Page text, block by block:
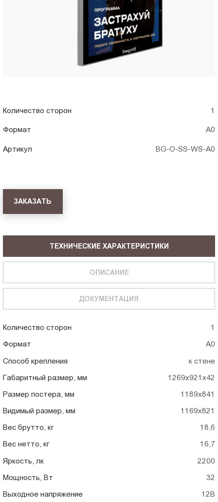
Количество сторон 1
Формат А0
Артикул BG-O-SS-WS-A0
ЗАКАЗАТЬ
ТЕХНИЧЕСКИЕ ХАРАКТЕРИСТИКИ
ОПИСАНИЕ
ДОКУМЕНТАЦИЯ
Количество сторон 1
Формат А0
Способ крепления к стене
Габаритный размер, мм 1269x921x42
Размер постера, мм 1189x841
Видимый размер, мм 1169x821
Вес брутто, кг 18,6
Вес нетто, кг 16,7
Яркость, лк 2200
Мощность, Вт 32
Выходное напряжение 12В